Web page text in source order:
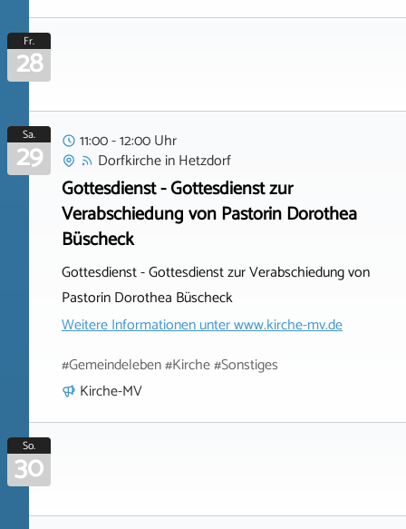
Fr.
28
Sa.
29
11:00 - 12:00 Uhr
DorfkircheinHetzdorf
Gottesdienst - Gottesdienst zur
Verabschiedung von Pastorin Dorothea
Büscheck
Gottesdienst - Gottesdienst zur Verabschiedung von
Pastorin Dorothea Büscheck
Weitere Informationen unterwww.kirche-mv.de
#Gemeindeleben #Kirche #Sonstiges
Kirche-MV
So.
30